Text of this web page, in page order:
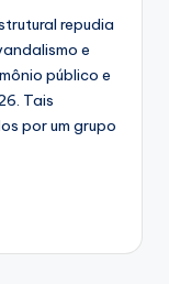
repudia
e
público e
Tais
por um grupo